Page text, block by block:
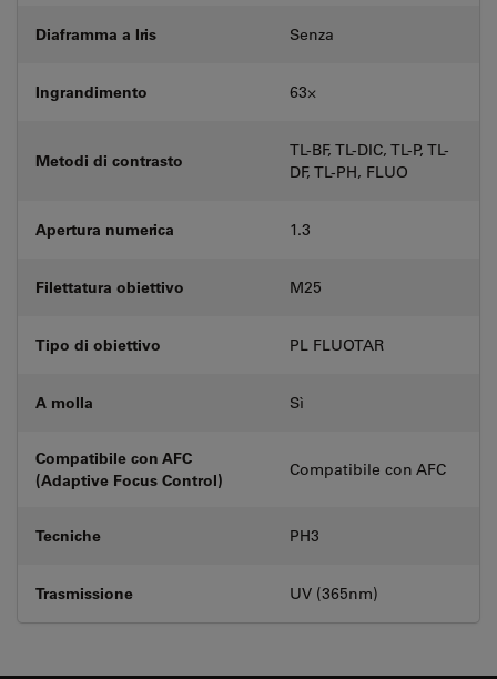
Diaframma a Iris Senza
Ingrandimento 63⨉
Metodi di contrasto
TL-BF, TL-DIC, TL-P, TL-
DF, TL-PH, FLUO
Apertura numerica 1.3
Filettatura obiettivo M25
Tipo di obiettivo PL FLUOTAR
A molla Sì
Compatibile con AFC
(Adaptive Focus Control)
Compatibile con AFC
Tecniche PH3
Trasmissione UV (365nm)